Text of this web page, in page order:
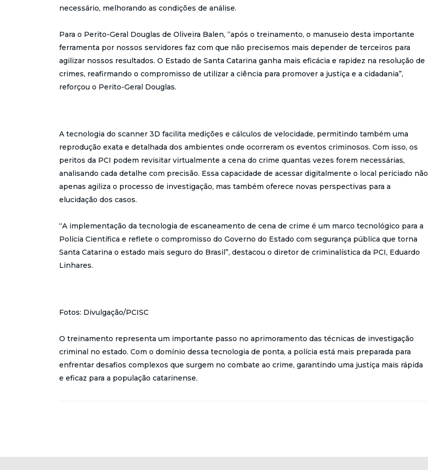
necessário, melhorando as condições de análise.
Para o Perito-Geral Douglas de Oliveira Balen, “após o treinamento, o manuseio desta importante
ferramenta por nossos servidores faz com que não precisemos mais depender de terceiros para
agilizar nossos resultados. O Estado de Santa Catarina ganha mais eficácia e rapidez na resolução de
crimes, reafirmando o compromisso de utilizar a ciência para promover a justiça e a cidadania”,
reforçou o Perito-Geral Douglas.
A tecnologia do scanner 3D facilita medições e cálculos de velocidade, permitindo também uma
reprodução exata e detalhada dos ambientes onde ocorreram os eventos criminosos. Com isso, os
peritos da PCI podem revisitar virtualmente a cena do crime quantas vezes forem necessárias,
analisando cada detalhe com precisão. Essa capacidade de acessar digitalmente o local periciado não
apenas agiliza o processo de investigação, mas também oferece novas perspectivas para a
elucidação dos casos.
“A implementação da tecnologia de escaneamento de cena de crime é um marco tecnológico para a
Polícia Científica e reflete o compromisso do Governo do Estado com segurança pública que torna
Santa Catarina o estado mais seguro do Brasil”, destacou o diretor de criminalística da PCI, Eduardo
Linhares.
Fotos: Divulgação/PCISC
O treinamento representa um importante passo no aprimoramento das técnicas de investigação
criminal no estado. Com o domínio dessa tecnologia de ponta, a polícia está mais preparada para
enfrentar desafios complexos que surgem no combate ao crime, garantindo uma justiça mais rápida
e eficaz para a população catarinense.